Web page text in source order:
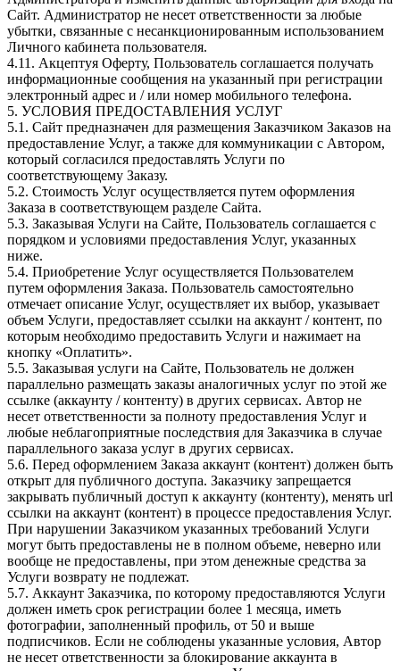
Сайт. Администратор не несет ответственности за любые
убытки, связанные с несанкционированным использованием
Личного кабинета пользователя.
4.11. Акцептуя Оферту, Пользователь соглашается получать
информационные сообщения на указанный при регистрации
электронный адрес и / или номер мобильного телефона.
5. УСЛОВИЯ ПРЕДОСТАВЛЕНИЯ УСЛУГ
5.1. Сайт предназначен для размещения Заказчиком Заказов на
предоставление Услуг, а также для коммуникации с Автором,
который согласился предоставлять Услуги по
соответствующему Заказу.
5.2. Стоимость Услуг осуществляется путем оформления
Заказа в соответствующем разделе Сайта.
5.3. Заказывая Услуги на Сайте, Пользователь соглашается с
порядком и условиями предоставления Услуг, указанных
ниже.
5.4. Приобретение Услуг осуществляется Пользователем
путем оформления Заказа. Пользователь самостоятельно
отмечает описание Услуг, осуществляет их выбор, указывает
объем Услуги, предоставляет ссылки на аккаунт / контент, по
которым необходимо предоставить Услуги и нажимает на
кнопку «Оплатить».
5.5. Заказывая услуги на Сайте, Пользователь не должен
параллельно размещать заказы аналогичных услуг по этой же
ссылке (аккаунту / контенту) в других сервисах. Автор не
несет ответственности за полноту предоставления Услуг и
любые неблагоприятные последствия для Заказчика в случае
параллельного заказа услуг в других сервисах.
5.6. Перед оформлением Заказа аккаунт (контент) должен быть
открыт для публичного доступа. Заказчику запрещается
закрывать публичный доступ к аккаунту (контенту), менять url
ссылки на аккаунт (контент) в процессе предоставления Услуг.
При нарушении Заказчиком указанных требований Услуги
могут быть предоставлены не в полном объеме, неверно или
вообще не предоставлены, при этом денежные средства за
Услуги возврату не подлежат.
5.7. Аккаунт Заказчика, по которому предоставляются Услуги
должен иметь срок регистрации более 1 месяца, иметь
фотографии, заполненный профиль, от 50 и выше
подписчиков. Если не соблюдены указанные условия, Автор
не несет ответственности за блокирование аккаунта в